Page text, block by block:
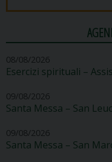
08/08/2026
Esercizi spirituali –
09/08/2026
Santa Messa – San
09/08/2026
Santa Messa – San